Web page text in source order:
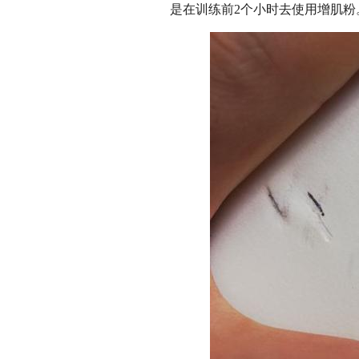
是在训练前2个小时去使用增肌粉